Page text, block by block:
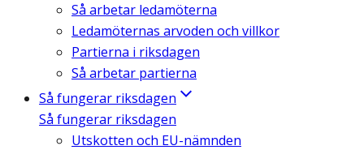
Så arbetar ledamöterna
Ledamöternas arvoden och villkor
Partierna i riksdagen
Så arbetar partierna
Så fungerar riksdagen
Så fungerar riksdagen
Utskotten och EU-nämnden